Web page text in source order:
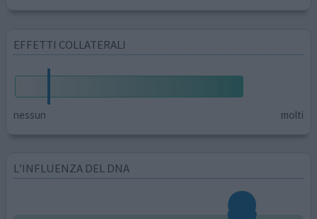
EFFETTI COLLATERALI
nessun molti
L’INFLUENZA DEL DNA